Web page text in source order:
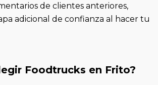
de clientes anteriores,
adicional de confianza al hacer tu
Foodtrucks en Frito?